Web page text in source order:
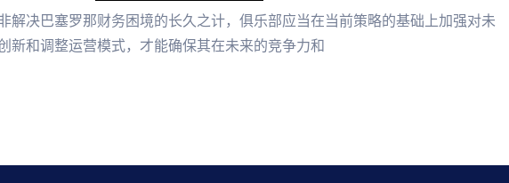
解决巴塞罗那财务困境的长久之计，俱乐部应当在当前策略的基础上加强对未
新和调整运营模式，才能确保其在未来的竞争力和